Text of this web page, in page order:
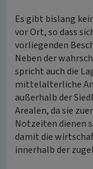
Es gibt bislang
vor Ort, so dass
vorliegenden
Neben der
spricht auch die
mittelalterliche
außerhalb der
Arealen, da sie
Notzeiten dienen
damit die
innerhalb der